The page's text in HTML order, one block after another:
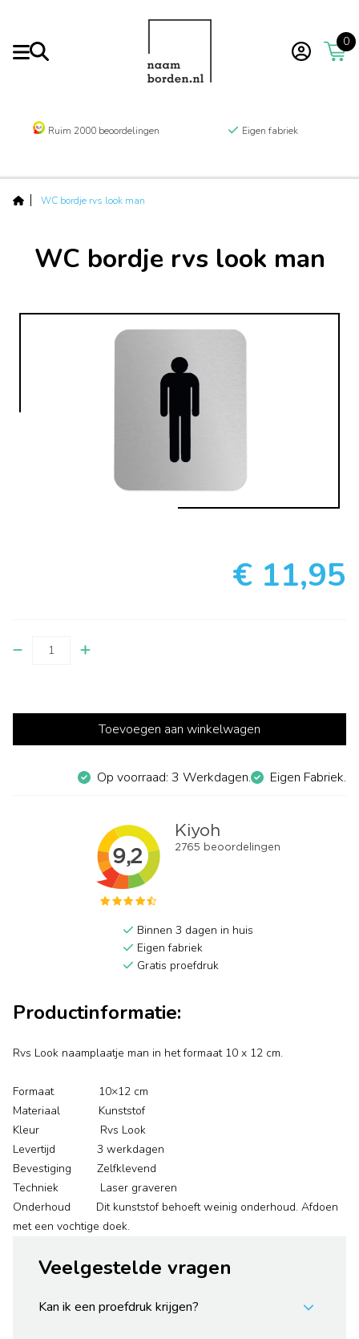
0
Ruim 2000 beoordelingen Eigen fabriek
WC bordje rvs look man
WC bordje rvs look man
€ 11,95
Toevoegen aan winkelwagen
Op voorraad: 3 Werkdagen. Eigen Fabriek.
Binnen 3 dagen in huis
Eigen fabriek
Gratis proefdruk
Productinformatie:
Rvs Look naamplaatje man in het formaat 10 x 12 cm.
Formaat 10×12 cm
Materiaal Kunststof
Kleur Rvs Look
Levertijd 3 werkdagen
Bevestiging Zelfklevend
Techniek Laser graveren
Onderhoud Dit kunststof behoeft weinig onderhoud. Afdoen
met een vochtige doek.
Veelgestelde vragen
Kan ik een proefdruk krijgen?